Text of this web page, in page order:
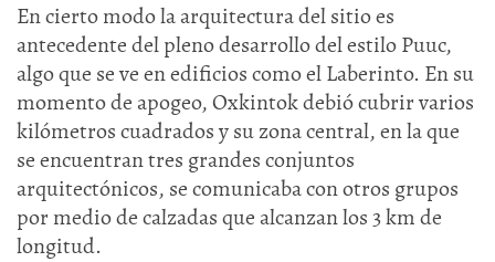
En cierto modo la arquitectura del sitio es
antecedente del pleno desarrollo del estilo Puuc,
algo que se ve en edificios como el Laberinto. En su
momento de apogeo, Oxkintok debió cubrir varios
kilómetros cuadrados y su zona central, en la que
se encuentran tres grandes conjuntos
arquitectónicos, se comunicaba con otros grupos
por medio de calzadas que alcanzan los 3 km de
longitud.